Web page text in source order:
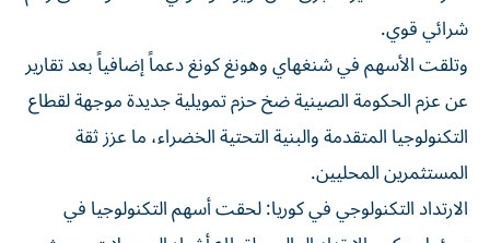
شرائي قوي.
وتلقت الأسهم في شنغهاي وهونغ كونغ دعماً إضافياً بعد تقارير
عن عزم الحكومة الصينية ضخ حزم تمويلية جديدة موجهة لقطاع
التكنولوجيا المتقدمة والبنية التحتية الخضراء، ما عزز ثقة
المستثمرين المحليين.
الارتداد التكنولوجي في كوريا: لحقت أسهم التكنولوجيا في